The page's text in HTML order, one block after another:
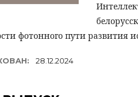
фотонного пути развития
28.12.2024